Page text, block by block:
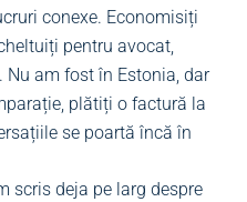
conexe. Economisiți
pentru avocat,
am fost în Estonia, dar
plătiți o factură la
se poartă încă în
scris deja pe larg despre